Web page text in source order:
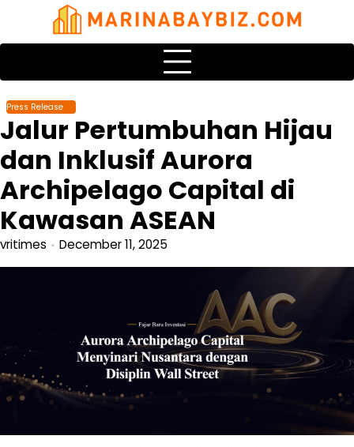
content
Press Release
Jalur Pertumbuhan Hijau
dan Inklusif Aurora
Archipelago Capital di
Kawasan ASEAN
vritimes December 11, 2025